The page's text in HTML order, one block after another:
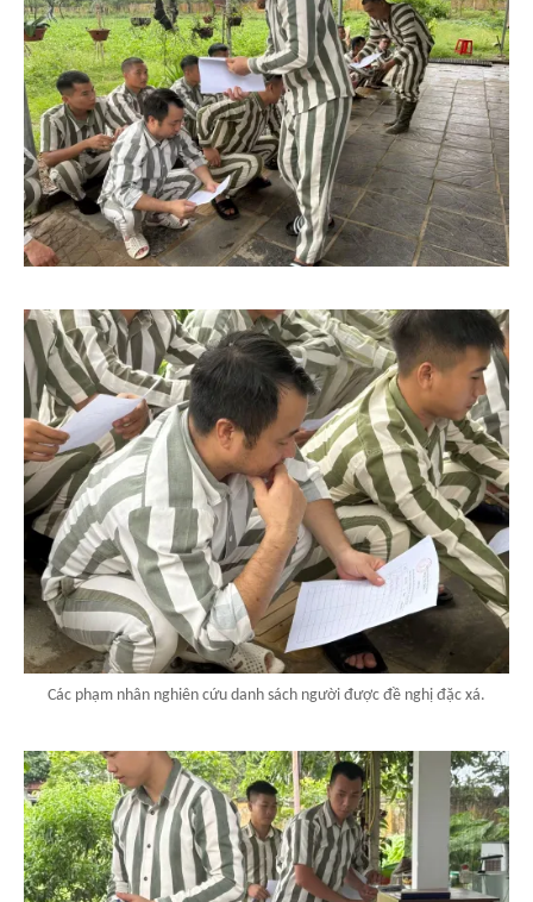
Các phạm nhân nghiên cứu danh sách người được đề nghị đặc xá.